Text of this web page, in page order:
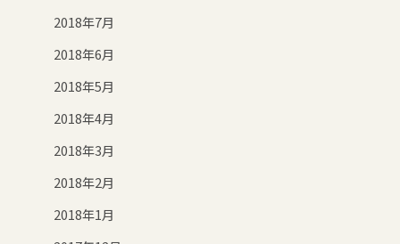
2018年7月
2018年6月
2018年5月
2018年4月
2018年3月
2018年2月
2018年1月